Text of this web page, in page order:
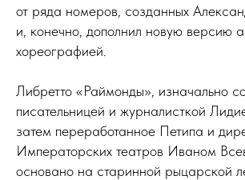
от ряда номеров, созданных
и, конечно, дополнил новую версию
хореографией.
Либретто «Раймонды», изначально
писательницей и журналисткой
затем переработанное Петипа и
Императорских театров Иваном
основано на старинной рыцарской